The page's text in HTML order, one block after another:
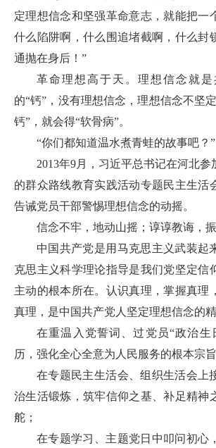
定理想信念和坚强革命意志，就能把一
什么陷阱啊，什么围追堵截啊，什么封
通抛在身后！”
革命理想高于天。理想信念就是
的“钙”，没有理想信念，理想信念不坚
钙”，就会得“软骨病”。
“你们都知道温水煮青蛙的故事吧？”
2013年9月，习近平总书记在河北参
的群众路线教育实践活动专题民主生活
告诫党员干部警惕理想信念的动摇。
信念不牢，地动山摇；谆谆教诲，振
中国共产党是用马克思主义武装起
克思主义科学理论指导是我们党坚定信
主动的根本所在。认识真理，掌握真理
真理，是中国共产党人坚定理想信念
在重温入党誓词、过党员“政治生
历，强化全心全意为人民服务的根本宗旨
在专题民主生活会、组织生活会上
治生活锻炼，筑牢信仰之基、补足精神
舵；
在专题学习、主题党日中叩问初心